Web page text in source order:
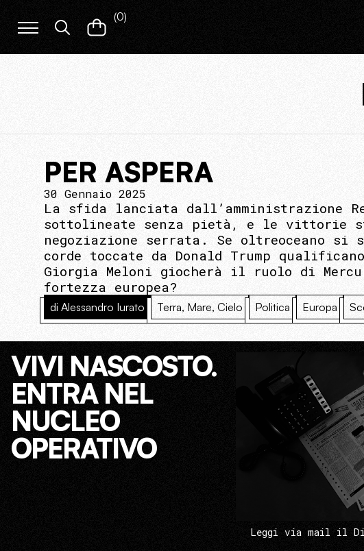
(0)
PER ASPERA
30 Gennaio 2025
La sfida lanciata dall’amministrazione
sottolineate senza pietà, e le vittorie
negoziazione serrata. Se oltreoceano
corde toccate da Donald Trump
Giorgia Meloni giocherà il ruolo di
fortezza europea?
di Alessandro Iurato Terra, Mare, Cielo Politica Europa
VIVI NASCOSTO.
ENTRA NEL
NUCLEO
OPERATIVO
Leggi via mail il